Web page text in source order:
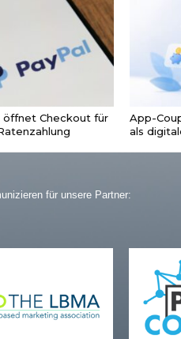
öffnet Checkout für
App-
als
für unsere Partner: